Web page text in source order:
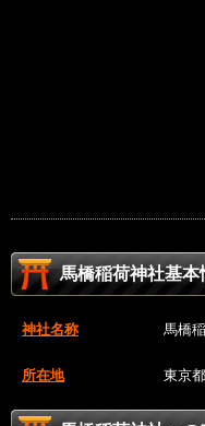
馬橋稲荷神社基本
神社名称 馬橋
所在地 東京